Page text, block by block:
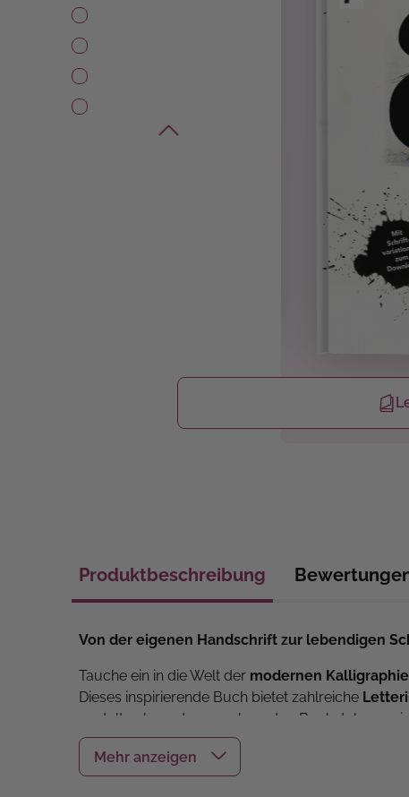
Produktbeschreibung
Von der eigenen Handschrift zur lebendigen
Tauche ein in die Welt der modernen Kalligraphie
Dieses inspirierende Buch bietet zahlreiche
gestalten kannst – von eleganten
Die renommierte Schriftkünstlerin Sigrid Artmann
erzielst. Zusätzlich erhältst du